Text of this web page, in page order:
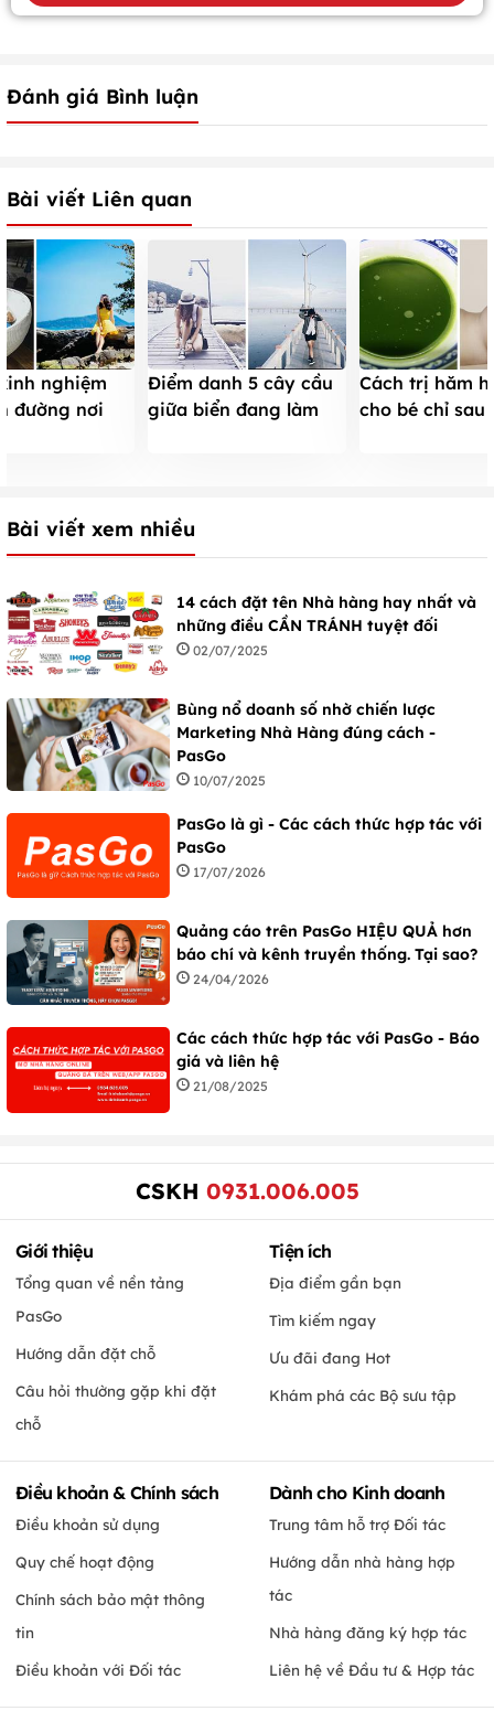
Đánh giá Bình luận
Bài viết Liên quan
nghiệm
đường nơi
Điểm danh 5 cây cầu
giữa biển đang làm
Cách trị hăm
cho bé chỉ sau
Bài viết xem nhiều
14 cách đặt tên Nhà hàng hay nhất và
những điều CẦN TRÁNH tuyệt đối
02/07/2025
Bùng nổ doanh số nhờ chiến lược
Marketing Nhà Hàng đúng cách -
PasGo
10/07/2025
PasGo là gì - Các cách thức hợp tác với
PasGo
17/07/2026
Quảng cáo trên PasGo HIỆU QUẢ hơn
báo chí và kênh truyền thống. Tại sao?
24/04/2026
Các cách thức hợp tác với PasGo - Báo
giá và liên hệ
21/08/2025
CSKH 0931.006.005
Giới thiệu
Tổng quan về nền tảng
PasGo
Hướng dẫn đặt chỗ
Câu hỏi thường gặp khi đặt
chỗ
Tiện ích
Địa điểm gần bạn
Tìm kiếm ngay
Ưu đãi đang Hot
Khám phá các Bộ sưu tập
Điều khoản & Chính sách
Điều khoản sử dụng
Quy chế hoạt động
Chính sách bảo mật thông
tin
Điều khoản với Đối tác
Dành cho Kinh doanh
Trung tâm hỗ trợ Đối tác
Hướng dẫn nhà hàng hợp
tác
Nhà hàng đăng ký hợp tác
Liên hệ về Đầu tư & Hợp tác